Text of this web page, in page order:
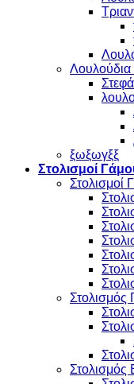
Λουλούδια
ξωξωγξξ
Στολισμοί
Στολισμοί
Στολισμός
Στολισμός